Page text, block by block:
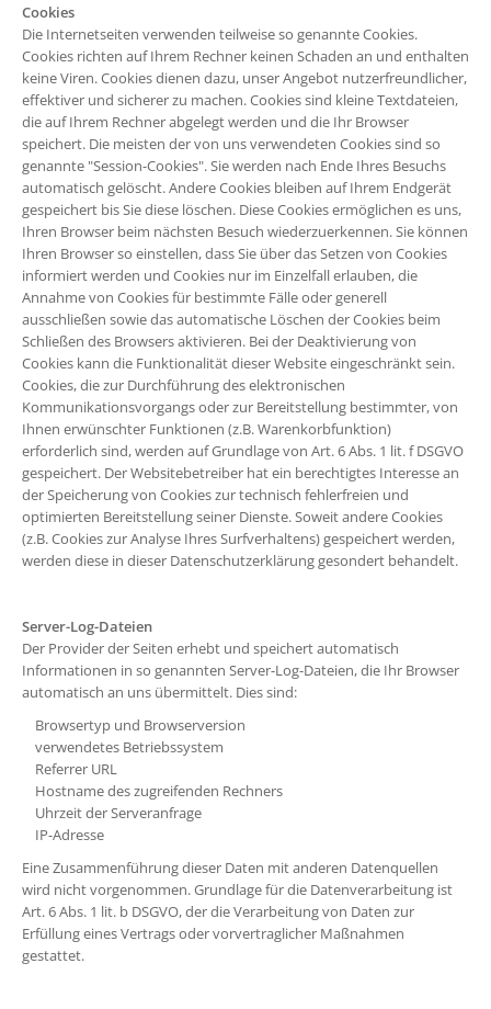
Cookies
Die Internetseiten verwenden teilweise so genannte Cookies.
Cookies richten auf Ihrem Rechner keinen Schaden an und enthalten
keine Viren. Cookies dienen dazu, unser Angebot nutzerfreundlicher,
effektiver und sicherer zu machen. Cookies sind kleine Textdateien,
die auf Ihrem Rechner abgelegt werden und die Ihr Browser
speichert. Die meisten der von uns verwendeten Cookies sind so
genannte "Session-Cookies". Sie werden nach Ende Ihres Besuchs
automatisch gelöscht. Andere Cookies bleiben auf Ihrem Endgerät
gespeichert bis Sie diese löschen. Diese Cookies ermöglichen es uns,
Ihren Browser beim nächsten Besuch wiederzuerkennen. Sie können
Ihren Browser so einstellen, dass Sie über das Setzen von Cookies
informiert werden und Cookies nur im Einzelfall erlauben, die
Annahme von Cookies für bestimmte Fälle oder generell
ausschließen sowie das automatische Löschen der Cookies beim
Schließen des Browsers aktivieren. Bei der Deaktivierung von
Cookies kann die Funktionalität dieser Website eingeschränkt sein.
Cookies, die zur Durchführung des elektronischen
Kommunikationsvorgangs oder zur Bereitstellung bestimmter, von
Ihnen erwünschter Funktionen (z.B. Warenkorbfunktion)
erforderlich sind, werden auf Grundlage von Art. 6 Abs. 1 lit. f DSGVO
gespeichert. Der Websitebetreiber hat ein berechtigtes Interesse an
der Speicherung von Cookies zur technisch fehlerfreien und
optimierten Bereitstellung seiner Dienste. Soweit andere Cookies
(z.B. Cookies zur Analyse Ihres Surfverhaltens) gespeichert werden,
werden diese in dieser Datenschutzerklärung gesondert behandelt.
Server-Log-Dateien
Der Provider der Seiten erhebt und speichert automatisch
Informationen in so genannten Server-Log-Dateien, die Ihr Browser
automatisch an uns übermittelt. Dies sind:
Browsertyp und Browserversion
verwendetes Betriebssystem
Referrer URL
Hostname des zugreifenden Rechners
Uhrzeit der Serveranfrage
IP-Adresse
Eine Zusammenführung dieser Daten mit anderen Datenquellen
wird nicht vorgenommen. Grundlage für die Datenverarbeitung ist
Art. 6 Abs. 1 lit. b DSGVO, der die Verarbeitung von Daten zur
Erfüllung eines Vertrags oder vorvertraglicher Maßnahmen
gestattet.